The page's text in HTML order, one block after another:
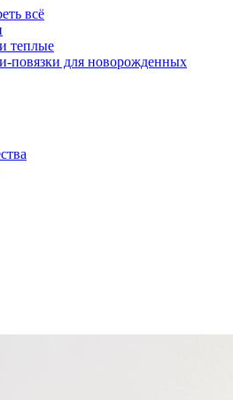
всё
теплые
повязки для новорожденных